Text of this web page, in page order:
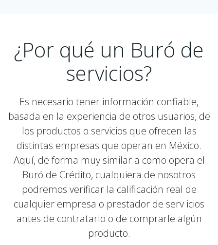
¿Por qué un Buró de
servicios?
Es necesario tener información confiable,
basada en la experiencia de otros usuarios, de
los productos o servicios que ofrecen las
distintas empresas que operan en México.
Aquí, de forma muy similar a como opera el
Buró de Crédito, cualquiera de nosotros
podremos verificar la calificación real de
cualquier empresa o prestador de serv icios
antes de contratarlo o de comprarle algún
producto.